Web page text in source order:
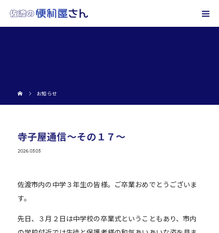
お知らせ
寺子屋通信～その１７～
2026.03.03
佐渡市内の中学３年生の皆様。ご卒業おめでとうございま
す。
先日、３月２日は中学校の卒業式ということもあり、市内